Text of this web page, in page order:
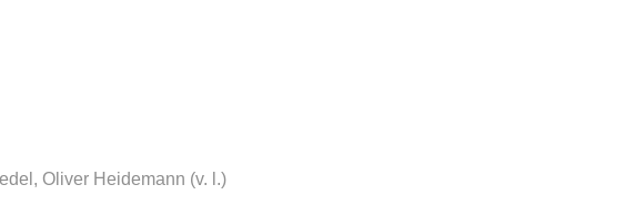
Oliver Heidemann (v. l.)